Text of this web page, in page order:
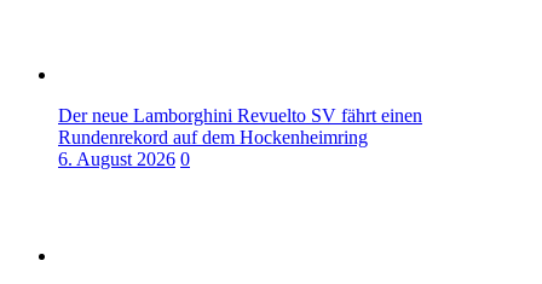
Der neue Lamborghini Revuelto SV fährt einen
Rundenrekord auf dem Hockenheimring
6. August 2026 0